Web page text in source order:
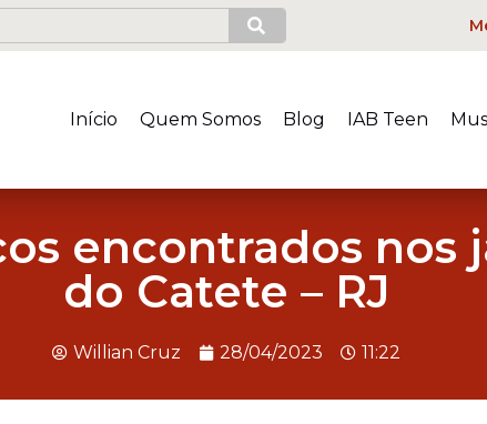
Início Quem Somos Blog IAB Teen
encontrados nos
do Catete – RJ
Willian Cruz 28/04/2023 11:22